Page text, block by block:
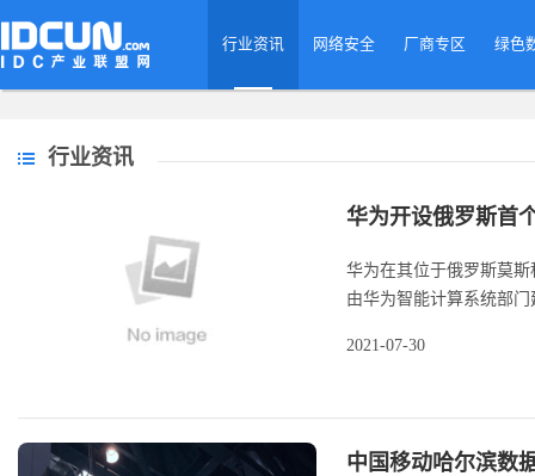
行业资讯 网络安全 厂商专区 绿色
行业资讯
华为开设俄罗斯首
华为在其位于俄罗斯莫
由华为智能计算系统部
2021-07-30
中国移动哈尔滨数